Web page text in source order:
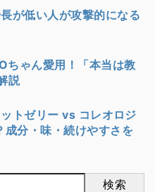
が低い人が攻撃的になる
ちゃん愛用！「本当は教
説
トゼリー vs コレオロジ
分・味・続けやすさを
検索